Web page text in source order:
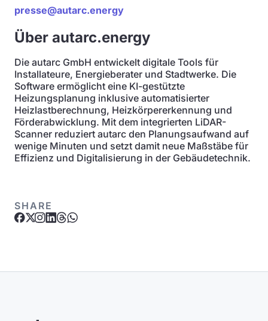
presse@autarc.energy
Über autarc.energy
Die autarc GmbH entwickelt digitale Tools für
Installateure, Energieberater und Stadtwerke. Die
Software ermöglicht eine KI-gestützte
Heizungsplanung inklusive automatisierter
Heizlastberechnung, Heizkörpererkennung und
Förderabwicklung. Mit dem integrierten LiDAR-
Scanner reduziert autarc den Planungsaufwand auf
wenige Minuten und setzt damit neue Maßstäbe für
Effizienz und Digitalisierung in der Gebäudetechnik.
SHARE